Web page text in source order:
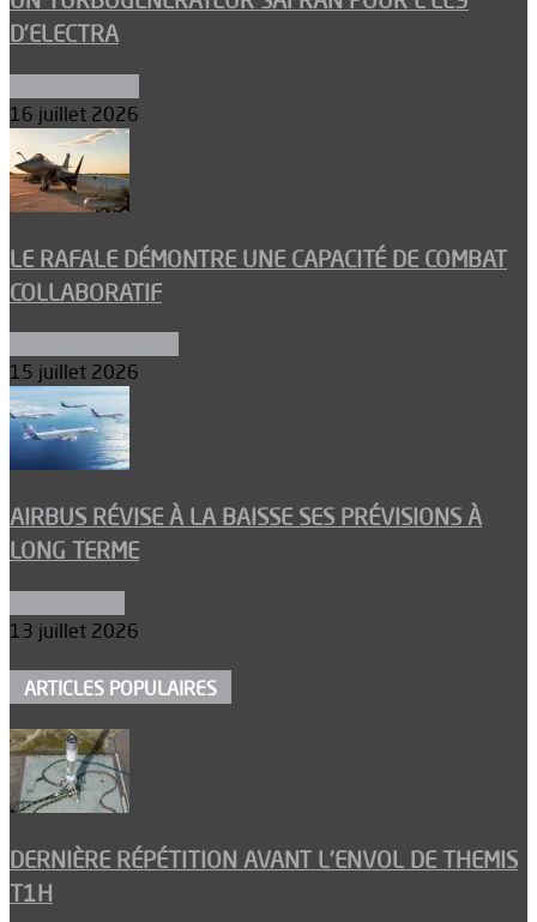
D’ELECTRA
16 juillet 2026
LE RAFALE DÉMONTRE UNE CAPACITÉ DE COMBAT
COLLABORATIF
15 juillet 2026
AIRBUS RÉVISE À LA BAISSE SES PRÉVISIONS À
LONG TERME
13 juillet 2026
ARTICLES POPULAIRES
DERNIÈRE RÉPÉTITION AVANT L’ENVOL DE THEMIS
T1H